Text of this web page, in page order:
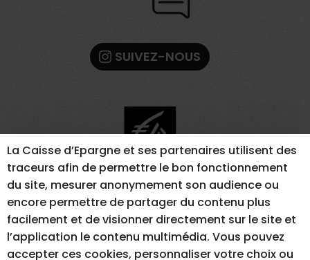
SUIVEZ-NOUS
MENTIONS LÉGALES
GESTION DES COOKIES
La Caisse d’Epargne et ses partenaires utilisent des
traceurs afin de permettre le bon fonctionnement
du site, mesurer anonymement son audience ou
encore permettre de partager du contenu plus
facilement et de visionner directement sur le site et
l’application le contenu multimédia. Vous pouvez
accepter ces cookies, personnaliser votre choix ou